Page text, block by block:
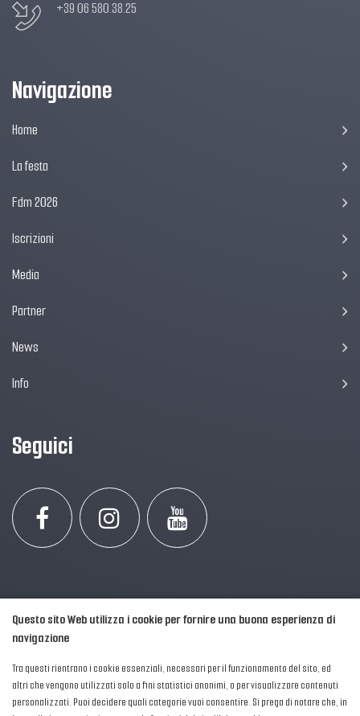
+39 06 580.38.25
Navigazione
Home
La festa
Fdm 2026
Iscrizioni
Media
Partner
News
Info
Seguici
2016-2026 © AIPFM - Festa della Musica Italia Tutti i Diritti Riservati.
Questo sito Web utilizza i cookie per fornire una buona esperienza di
navigazione
Tra questi rientrano i cookie essenziali, necessari per il funzionamento del sito, ed
altri che vengono utilizzati solo a fini statistici anonimi, o per visualizzare contenuti
personalizzati. Puoi decidere quali categorie vuoi consentire. Si prega di notare che, in